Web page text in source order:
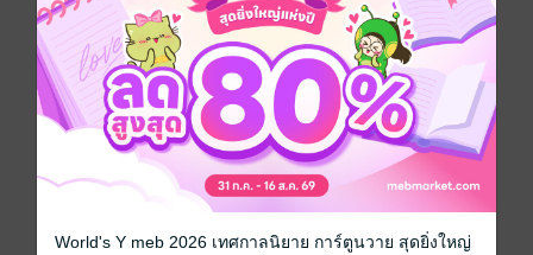
ความยาว 705 หน้า (≈ 105,051 คำ)
ราคาปก 340 บาท (ประหยัด 41%)
เล่มอื่นๆ ในซีรีส์ ดูทั้งหมด
World's Y meb 2026 เทศกาลนิยาย การ์ตูนวาย สุดยิ่งใหญ่